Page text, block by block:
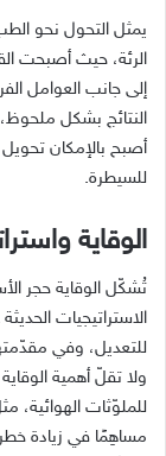
يمثل التحول نحو
الرئة، حيث أصبحت
إلى جانب العوامل
النتائج بشكل
أصبح بالإمكان
للسيطرة.
الوقاية
تُشكّل الوقاية حجر
الاستراتيجيات
للتعديل، وفي مقدّمتها
ولا تقلّ أهمية
للملوّثات الهوائية،
مساهِمًا في زيادة